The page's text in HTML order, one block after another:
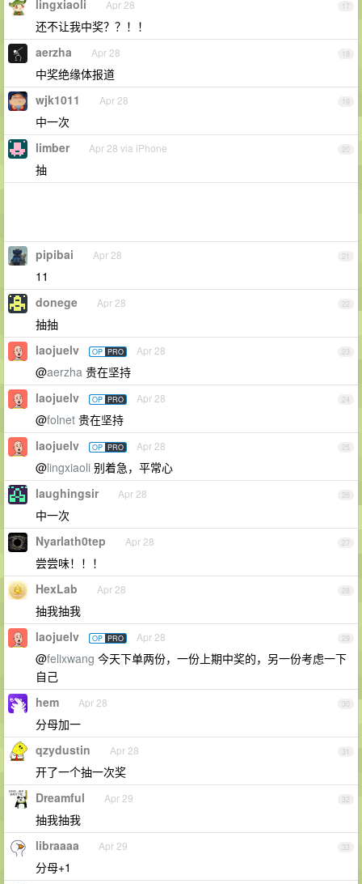
17
lingxiaoli Apr 28
还不让我中奖？？！！
18
aerzha Apr 28
中奖绝缘体报道
19
wjk1011 Apr 28
中一次
20
limber Apr 28 via iPhone
抽
21
pipibai Apr 28
11
22
donege Apr 28
抽抽
23
laojuelv OP PRO Apr 28
@aerzha 贵在坚持
24
laojuelv OP PRO Apr 28
@folnet 贵在坚持
25
laojuelv OP PRO Apr 28
@lingxiaoli 别着急，平常心
26
laughingsir Apr 28
中一次
27
Nyarlath0tep Apr 28
尝尝味！！！
28
HexLab Apr 28
抽我抽我
29
laojuelv OP PRO Apr 28
@felixwang 今天下单两份，一份上期中奖的，另一份考虑一下
自己
30
hem Apr 28
分母加一
31
qzydustin Apr 28
开了一个抽一次奖
32
Dreamful Apr 29
抽我抽我
33
libraaaa Apr 29
分母+1